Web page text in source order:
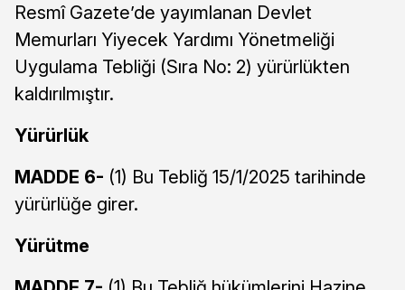
Resmî Gazete’de yayımlanan Devlet
Memurları Yiyecek Yardımı Yönetmeliği
Uygulama Tebliği (Sıra No: 2) yürürlükten
kaldırılmıştır.
Yürürlük
MADDE 6- (1) Bu Tebliğ 15/1/2025 tarihinde
yürürlüğe girer.
Yürütme